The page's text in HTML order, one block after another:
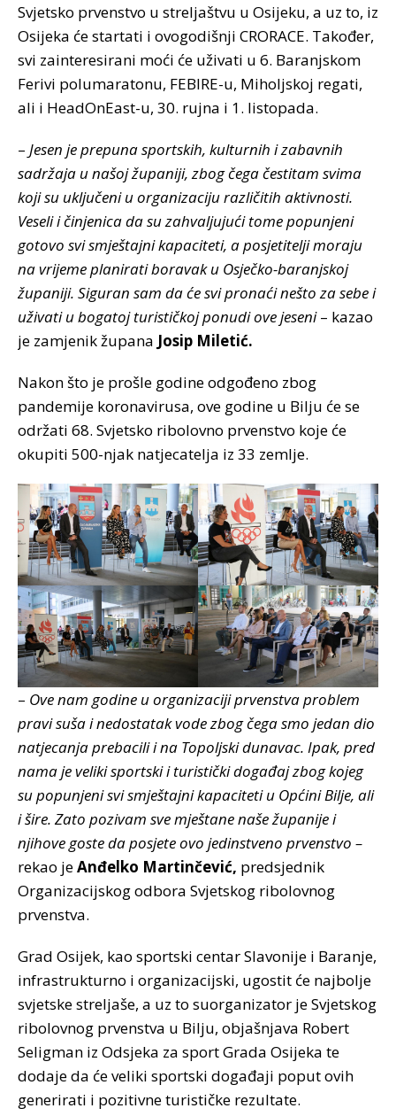
Svjetsko prvenstvo u streljaštvu u Osijeku, a uz to, iz
Osijeka će startati i ovogodišnji CRORACE. Također,
svi zainteresirani moći će uživati u 6. Baranjskom
Ferivi polumaratonu, FEBIRE-u, Miholjskoj regati,
ali i HeadOnEast-u, 30. rujna i 1. listopada.
– Jesen je prepuna sportskih, kulturnih i zabavnih
sadržaja u našoj županiji, zbog čega čestitam svima
koji su uključeni u organizaciju različitih aktivnosti.
Veseli i činjenica da su zahvaljujući tome popunjeni
gotovo svi smještajni kapaciteti, a posjetitelji moraju
na vrijeme planirati boravak u Osječko-baranjskoj
županiji. Siguran sam da će svi pronaći nešto za sebe i
uživati u bogatoj turističkoj ponudi ove jeseni– kazao
je zamjenik župana Josip Miletić.
Nakon što je prošle godine odgođeno zbog
pandemije koronavirusa, ove godine u Bilju će se
održati 68. Svjetsko ribolovno prvenstvo koje će
okupiti 500-njak natjecatelja iz 33 zemlje.
– Ove nam godine u organizaciji prvenstva problem
pravi suša i nedostatak vode zbog čega smo jedan dio
natjecanja prebacili i na Topoljski dunavac. Ipak, pred
nama je veliki sportski i turistički događaj zbog kojeg
su popunjeni svi smještajni kapaciteti u Općini Bilje, ali
i šire. Zato pozivam sve mještane naše županije i
njihove goste da posjete ovo jedinstveno prvenstvo –
rekao jeAnđelko Martinčević, predsjednik
Organizacijskog odbora Svjetskog ribolovnog
prvenstva.
Grad Osijek, kao sportski centar Slavonije i Baranje,
infrastrukturno i organizacijski, ugostit će najbolje
svjetske streljaše, a uz to suorganizator je Svjetskog
ribolovnog prvenstva u Bilju, objašnjava Robert
Seligman iz Odsjeka za sport Grada Osijeka te
dodaje da će veliki sportski događaji poput ovih
generirati i pozitivne turističke rezultate.